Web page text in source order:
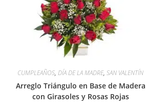
CUMPLEAÑOS,DÍA DE LA MADRE,SAN VALENTÍN
Arreglo Triángulo en Base de Madera
con Girasoles y Rosas Rojas